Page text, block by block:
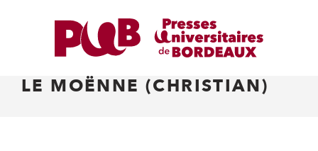
LE MOËNNE (CHRISTIAN)